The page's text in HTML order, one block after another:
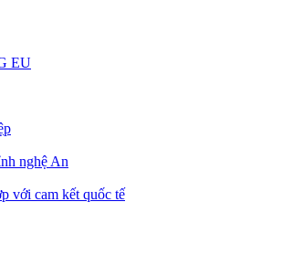
EU
nghệ An
với cam kết quốc tế